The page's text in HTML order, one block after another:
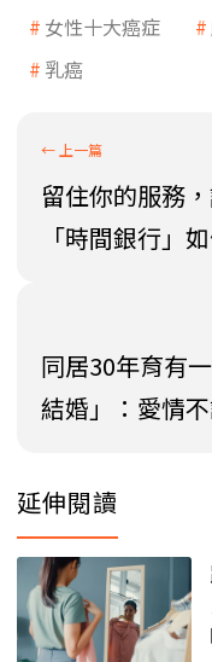
女性十大癌症
乳癌
留住你的服務
「時間銀行」
同居30年育有
結婚」：愛情
延伸閱讀